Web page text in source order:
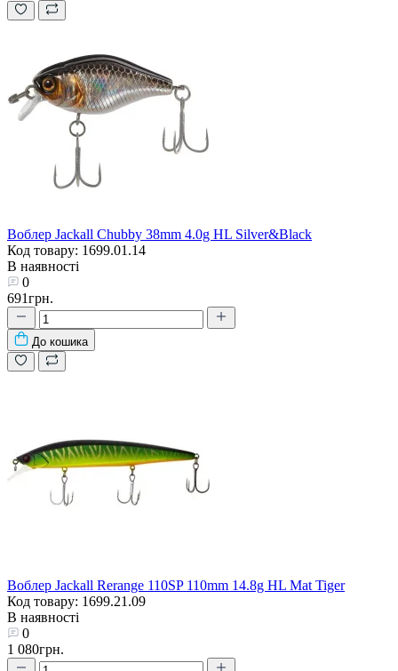
Воблер Jackall Chubby 38mm 4.0g HL Silver&Black
Код товару: 1699.01.14
В наявності
0
691грн.
До кошика
Воблер Jackall Rerange 110SP 110mm 14.8g HL Mat Tiger
Код товару: 1699.21.09
В наявності
0
1 080грн.